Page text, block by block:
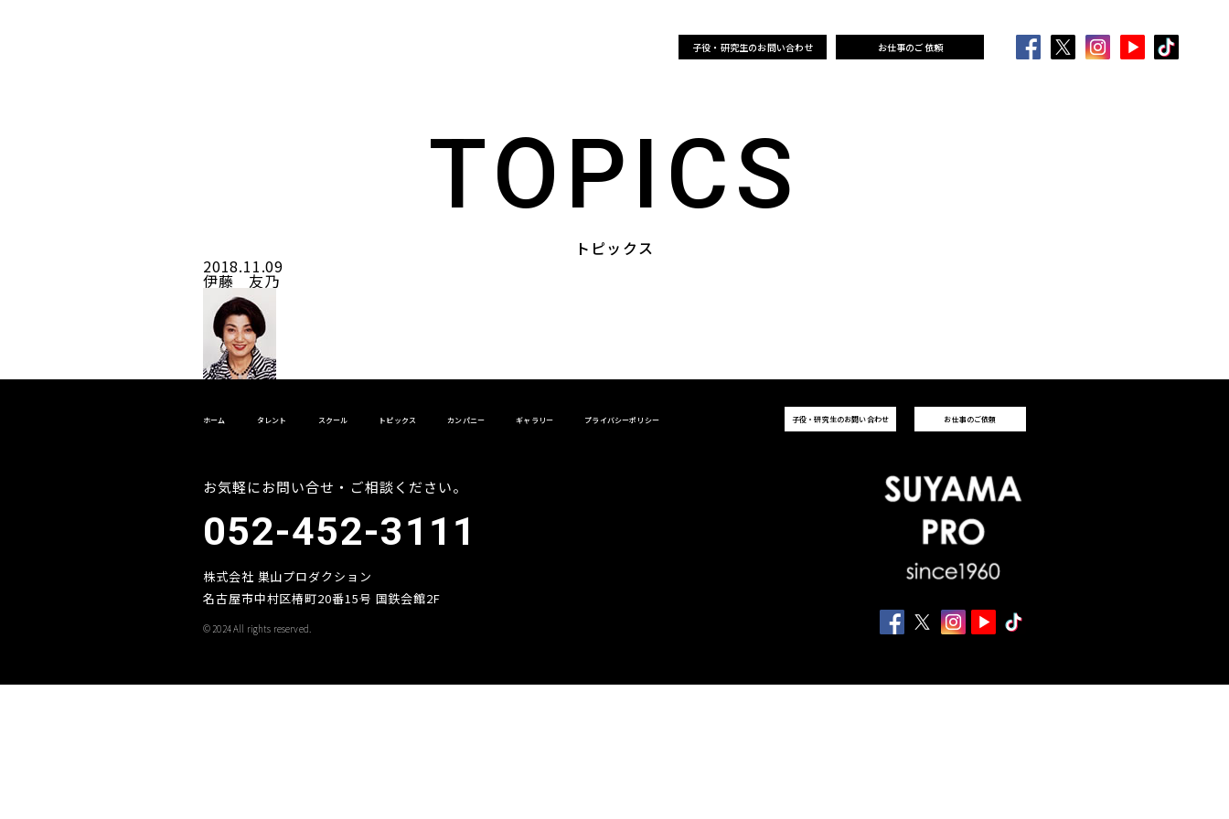
子役・研究生のお問い合わせ お仕事のご依頼
TOPICS
トピックス
2018.11.09
伊藤 友乃
ホーム タレント スクール トピックス カンパニー ギャラリー プライバシーポリシー 子役・研究生のお問い合わせ お仕事のご依頼
お気軽にお問い合せ・ご相談ください。
052-452-3111
株式会社 巣山プロダクション
名古屋市中村区椿町20番15号 国鉄会館2F
© 2024 All rights reserved.